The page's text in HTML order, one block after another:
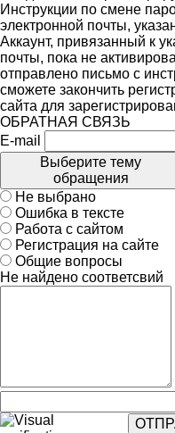
Инструкции по смене
электронной почты,
Аккаунт, привязанный к
почты, пока не
отправлено письмо с
сможете закончить
сайта для
ОБРАТНАЯ СВЯЗЬ
E-mail
Выберите тему
обращения
Не выбрано
Ошибка в тексте
Работа с сайтом
Регистрация на сайте
Общие вопросы
Не найдено соответсвий